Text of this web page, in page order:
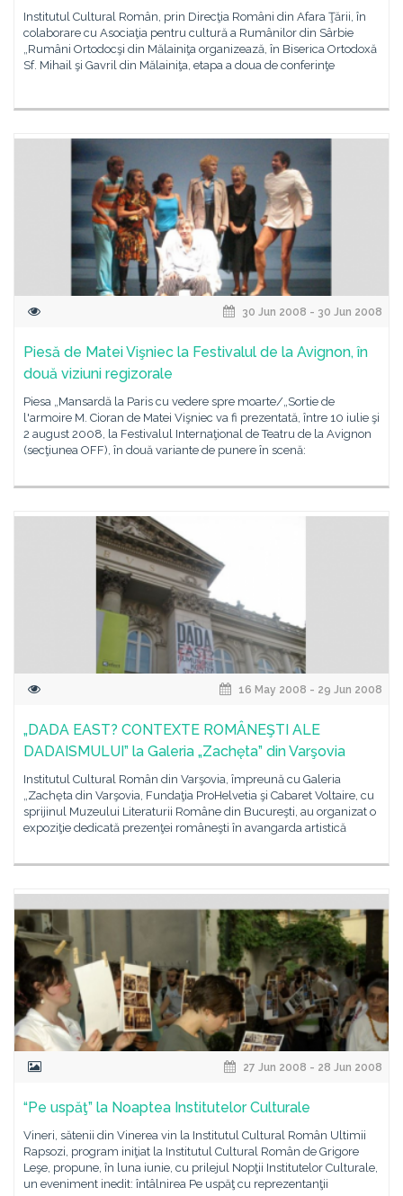
Institutul Cultural Român, prin Direcţia Români din Afara Ţării, în
colaborare cu Asociaţia pentru cultură a Rumânilor din Sârbie
„Rumâni Ortodocşi din Mălainiţa organizează, în Biserica Ortodoxă
Sf. Mihail şi Gavril din Mălainiţa, etapa a doua de conferinţe
30 Jun 2008 - 30 Jun 2008
Piesă de Matei Vişniec la Festivalul de la Avignon, în
două viziuni regizorale
Piesa „Mansardă la Paris cu vedere spre moarte/„Sortie de
l'armoire M. Cioran de Matei Vişniec va fi prezentată, între 10 iulie şi
2 august 2008, la Festivalul Internaţional de Teatru de la Avignon
(secţiunea OFF), în două variante de punere în scenă:
16 May 2008 - 29 Jun 2008
„DADA EAST? CONTEXTE ROMÂNEŞTI ALE
DADAISMULUI” la Galeria „Zachęta” din Varşovia
Institutul Cultural Român din Varşovia, împreună cu Galeria
„Zachęta din Varşovia, Fundaţia ProHelvetia şi Cabaret Voltaire, cu
sprijinul Muzeului Literaturii Române din Bucureşti, au organizat o
expoziţie dedicată prezenţei româneşti în avangarda artistică
27 Jun 2008 - 28 Jun 2008
“Pe uspăţ” la Noaptea Institutelor Culturale
Vineri, sătenii din Vinerea vin la Institutul Cultural Român Ultimii
Rapsozi, program iniţiat la Institutul Cultural Român de Grigore
Leşe, propune, în luna iunie, cu prilejul Nopţii Institutelor Culturale,
un eveniment inedit: întâlnirea Pe uspăţ cu reprezentanţii